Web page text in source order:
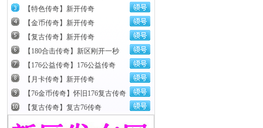
【特色传奇】新开传奇
【金币传奇】新开传奇
【复古传奇】新开传奇
【180合击传奇】新区刚开一秒
【176公益传奇】176公益传奇
【月卡传奇】新开传奇
【76金币传奇】怀旧176复古传奇
【复古传奇】复古76传奇